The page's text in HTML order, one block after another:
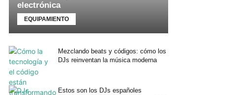
electrónica
EQUIPAMIENTO
Mezclando beats y códigos: cómo los
DJs reinventan la música moderna
Estos son los DJs españoles